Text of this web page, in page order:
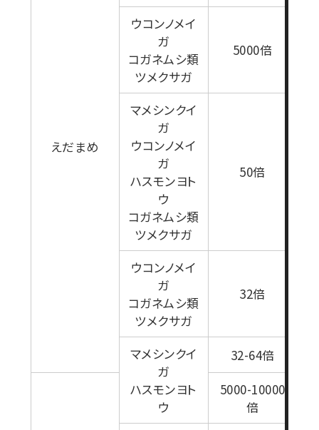
えだまめ
ウコンノメイ
ガ
コガネムシ類
ツメクサガ
5000倍
マメシンクイ
ガ
ウコンノメイ
ガ
ハスモンヨト
ウ
コガネムシ類
ツメクサガ
50倍
ウコンノメイ
ガ
コガネムシ類
ツメクサガ
32倍
マメシンクイ
ガ
ハスモンヨト
ウ
32-64倍
5000-10000
倍